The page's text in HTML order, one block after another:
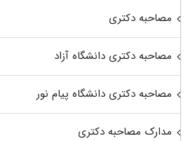
مصاحبه دکتری
مصاحبه دکتری دانشگاه آزاد
مصاحبه دکتری دانشگاه پیام نور
مدارک مصاحبه دکتری